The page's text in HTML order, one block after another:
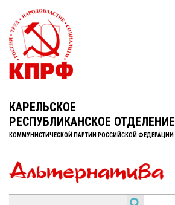
КАРЕЛЬСКОЕ
РЕСПУБЛИКАНСКОЕ ОТДЕЛЕНИЕ
КОММУНИСТИЧЕСКОЙ ПАРТИИ РОССИЙСКОЙ ФЕДЕРАЦИИ